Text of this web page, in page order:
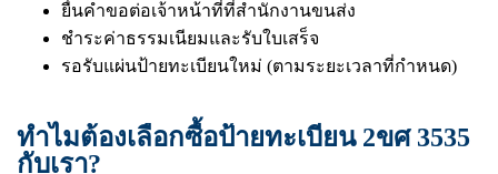
ยื่นคำขอต่อเจ้าหน้าที่ที่สำนักงานขนส่ง
ชำระค่าธรรมเนียมและรับใบเสร็จ
รอรับแผ่นป้ายทะเบียนใหม่ (ตามระยะเวลาที่กำหนด)
ทำไมต้องเลือกซื้อป้ายทะเบียน 2ขศ 3535
กับเรา?